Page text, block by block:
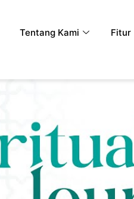
Tentang Kami Fitur